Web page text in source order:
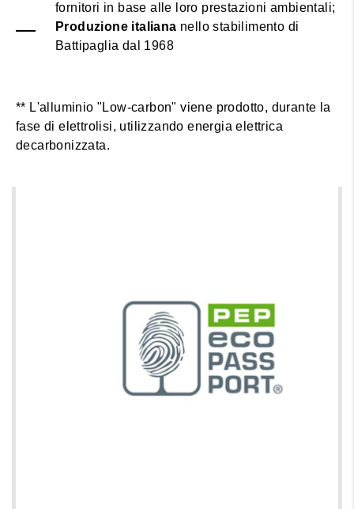
fornitori in base alle loro prestazioni ambientali;
Produzione italiana nello stabilimento di
Battipaglia dal 1968
** L'alluminio "Low-carbon" viene prodotto, durante la
fase di elettrolisi, utilizzando energia elettrica
decarbonizzata.